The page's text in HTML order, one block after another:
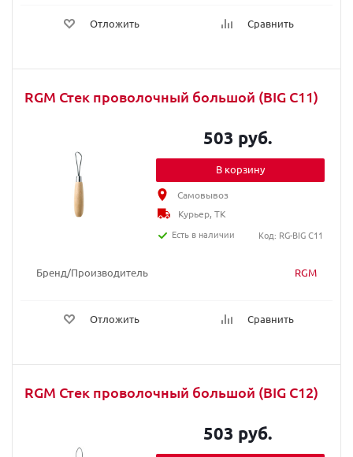
Отложить Сравнить
RGM Стек проволочный большой (BIG C11)
Бренд/Производитель RGM
Отложить Сравнить
503 руб.
В корзину
Самовывоз
Курьер, ТК
Есть в наличии
Код: RG-BIG C11
RGM Стек проволочный большой (BIG C12)
503 руб.